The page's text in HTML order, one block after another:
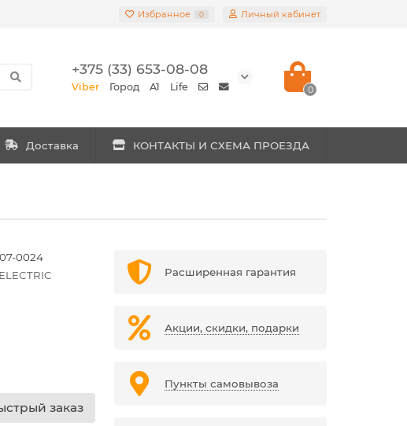
Избранное 0 Личный кабинет
+375 (33) 653-08-08
Viber Город A1 Life 0
Доставка КОНТАКТЫ И СХЕМА ПРОЕЗДА
0024
заказ
Расширенная гарантия
Акции, скидки, подарки
Пункты самовывоза